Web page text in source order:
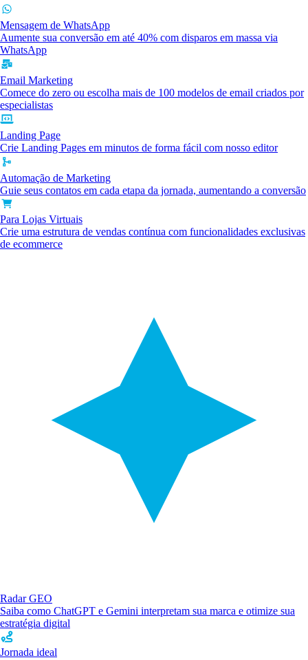
Mensagem de WhatsApp
Aumente sua conversão em até 40% com disparos em massa via
WhatsApp
Email Marketing
Comece do zero ou escolha mais de 100 modelos de email criados por
especialistas
Landing Page
Crie Landing Pages em minutos de forma fácil com nosso editor
Automação de Marketing
Guie seus contatos em cada etapa da jornada, aumentando a conversão
Para Lojas Virtuais
Crie uma estrutura de vendas contínua com funcionalidades exclusivas
de ecommerce
Radar GEO
Saiba como ChatGPT e Gemini interpretam sua marca e otimize sua
estratégia digital
Jornada ideal